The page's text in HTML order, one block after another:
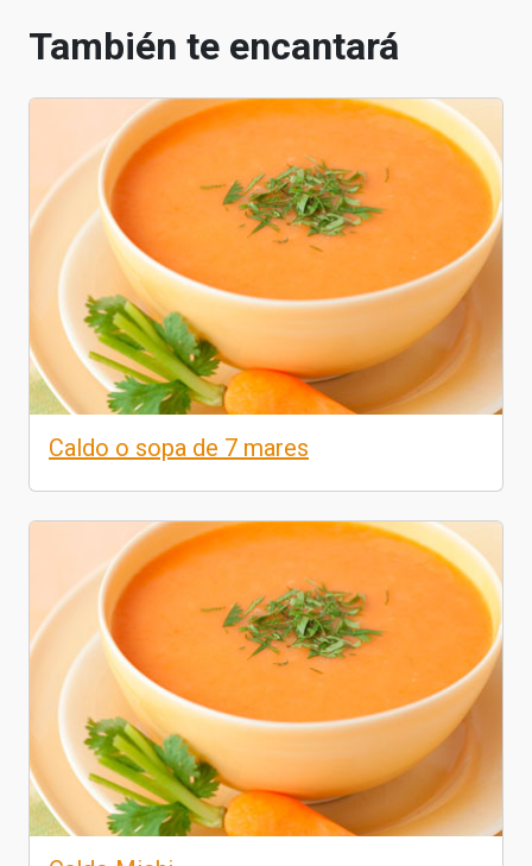
También te encantará
Caldo o sopa de 7 mares